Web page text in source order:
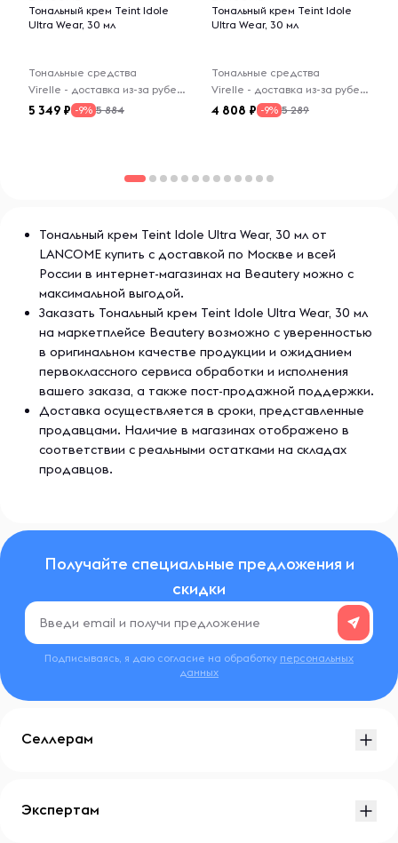
Тональный крем Teint Idole
Ultra Wear, 30 мл
Тональные средства
Virelle - доставка из-за рубежа
5 349 -9% 5 884
Тональный крем Teint Idole
Ultra Wear, 30 мл
Тональные средства
Virelle - доставка из-за рубежа
4 808 -9% 5 289
Тональный крем Teint Idole Ultra Wear, 30 мл от
LANCOME купить с доставкой по Москве и всей
России в интернет-магазинах на Beautery можно с
максимальной выгодой.
Заказать Тональный крем Teint Idole Ultra Wear, 30 мл
на маркетплейсе Beautery возможно с уверенностью
в оригинальном качестве продукции и ожиданием
первоклассного сервиса обработки и исполнения
вашего заказа, а также пост-продажной поддержки.
Доставка осуществляется в сроки, представленные
продавцами. Наличие в магазинах отображено в
соответствии с реальными остатками на складах
продавцов.
Получайте специальные предложения и
скидки
Подписываясь, я даю согласие на обработку персональных
данных
Селлерам
Экспертам